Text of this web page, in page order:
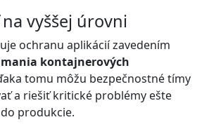
vyššej úrovni
ochranu aplikácií zavedením
kontajnerových
tomu môžu bezpečnostné tímy
a riešiť kritické problémy ešte
produkcie.